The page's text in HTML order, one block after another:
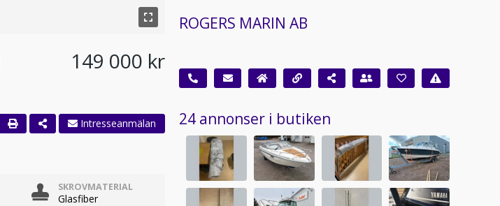
149 000 kr
Intresseanmälan
SKROVMATERIAL
Glasfiber
ROGERS MARIN AB
24 annonser i butiken